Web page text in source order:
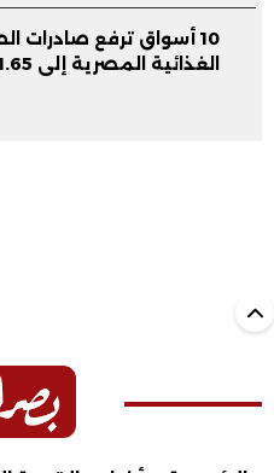
10 أسواق ترفع صادرات
الغذائية المصرية إلى 1.65 مليار دولار